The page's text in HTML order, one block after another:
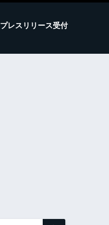
プレスリリース受付